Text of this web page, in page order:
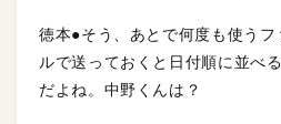
徳本●そう、あとで何度も使う
ルで送っておくと日付順に並べ
だよね。中野くんは？